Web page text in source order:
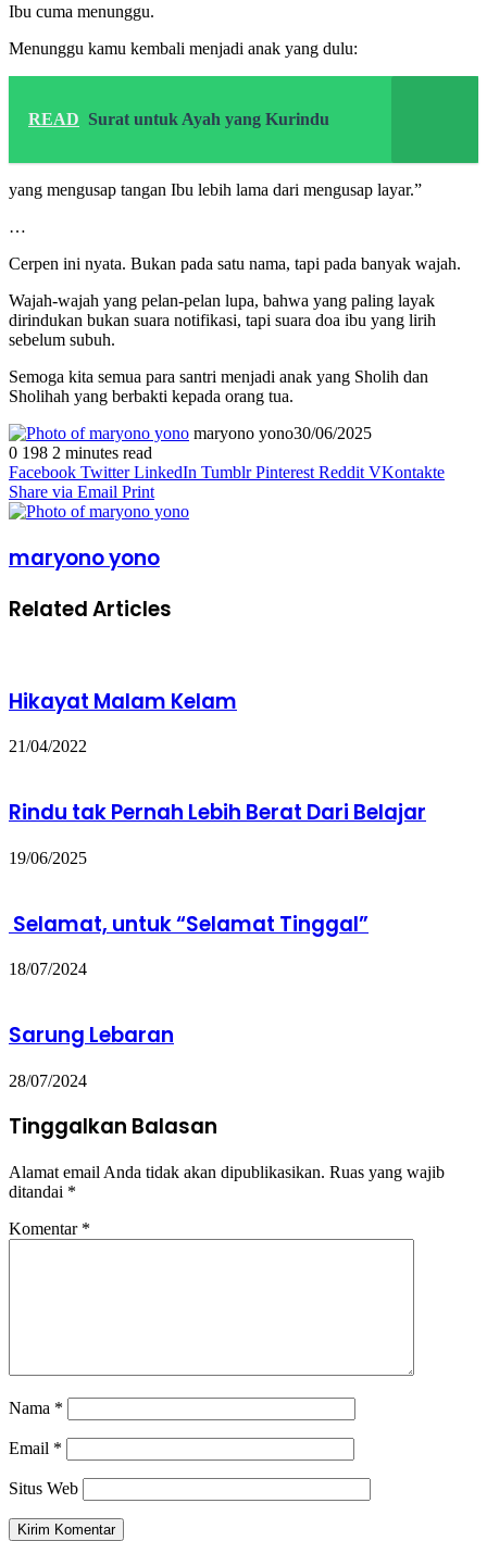
Ibu cuma menunggu.
Menunggu kamu kembali menjadi anak yang dulu:
READ Surat untuk Ayah yang Kurindu
yang mengusap tangan Ibu lebih lama dari mengusap layar.”
…
Cerpen ini nyata. Bukan pada satu nama, tapi pada banyak wajah.
Wajah-wajah yang pelan-pelan lupa, bahwa yang paling layak
dirindukan bukan suara notifikasi, tapi suara doa ibu yang lirih
sebelum subuh.
Semoga kita semua para santri menjadi anak yang Sholih dan
Sholihah yang berbakti kepada orang tua.
maryono yono30/06/2025
0 198 2 minutes read
Facebook Twitter LinkedIn Tumblr Pinterest Reddit VKontakte
Share via Email Print
maryono yono
Related Articles
Hikayat Malam Kelam
21/04/2022
Rindu tak Pernah Lebih Berat Dari Belajar
19/06/2025
Selamat, untuk “Selamat Tinggal”
18/07/2024
Sarung Lebaran
28/07/2024
Tinggalkan Balasan
Alamat email Anda tidak akan dipublikasikan. Ruas yang wajib
ditandai *
Komentar *
Nama *
Email *
Situs Web